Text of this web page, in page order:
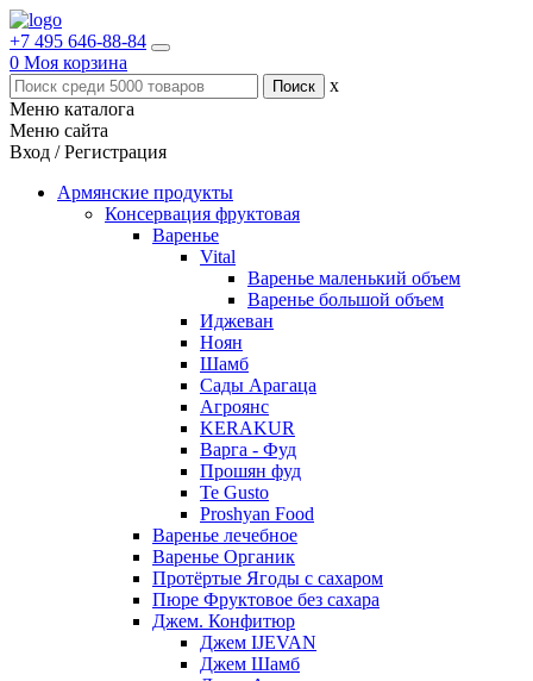
+7 495 646-88-84
0 Моя корзина
x
Меню каталога
Меню сайта
Вход / Регистрация
Армянские продукты
Консервация фруктовая
Варенье
Vital
Варенье маленький объем
Варенье большой объем
Иджеван
Ноян
Шамб
Сады Арагаца
Агроянс
KERAKUR
Варга - Фуд
Прошян фуд
Te Gusto
Proshyan Food
Варенье лечебное
Варенье Органик
Протёртые Ягоды с сахаром
Пюре Фруктовое без сахара
Джем. Конфитюр
Джем IJEVAN
Джем Шамб